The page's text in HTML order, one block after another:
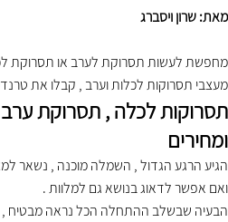
מאת: שרון ויסברג
מחפשת לעשות תסרוקת לערב או תסרוקת
מעצבי תסרוקות לכלות וערב , קבלו את טרנדים
ומחירים
הגיע הרגע הגדול , השמלה מוכנה , נשאר
ואם אפשר לדאוג בנושא גם למלוות .
הבעיה שבשלב ההתחלה הכל נראה מבטיח ,